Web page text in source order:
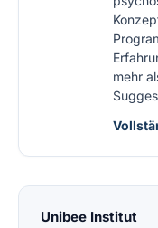
mehr
Unibee Institut